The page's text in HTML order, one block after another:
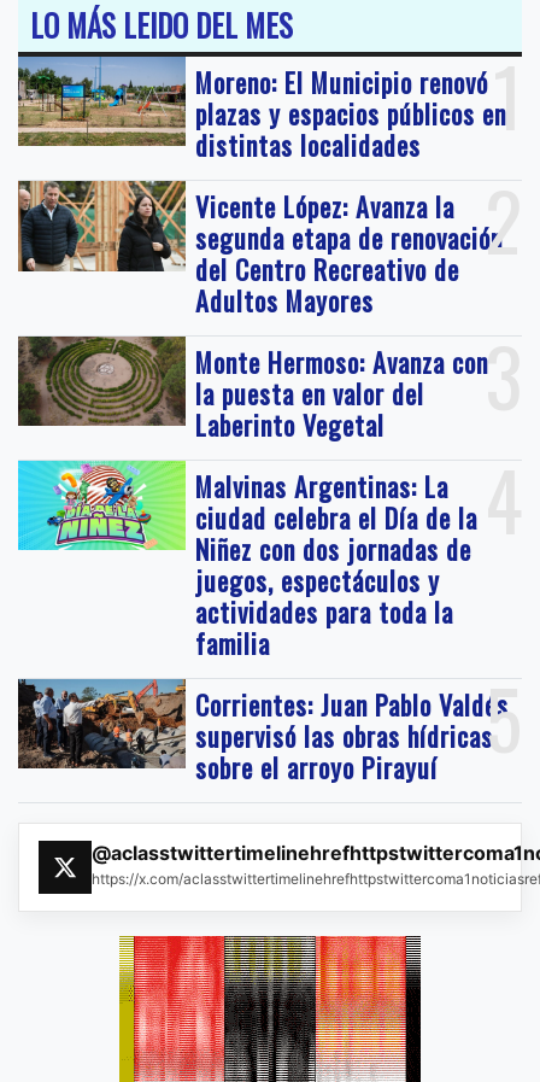
LO MÁS LEIDO DEL MES
1
Moreno: El Municipio renovó
plazas y espacios públicos en
distintas localidades
2
Vicente López: Avanza la
segunda etapa de renovación
del Centro Recreativo de
Adultos Mayores
3
Monte Hermoso: Avanza con
la puesta en valor del
Laberinto Vegetal
4
Malvinas Argentinas: La
ciudad celebra el Día de la
Niñez con dos jornadas de
juegos, espectáculos y
actividades para toda la
familia
5
Corrientes: Juan Pablo Valdés
supervisó las obras hídricas
sobre el arroyo Pirayuí
https://x.com/